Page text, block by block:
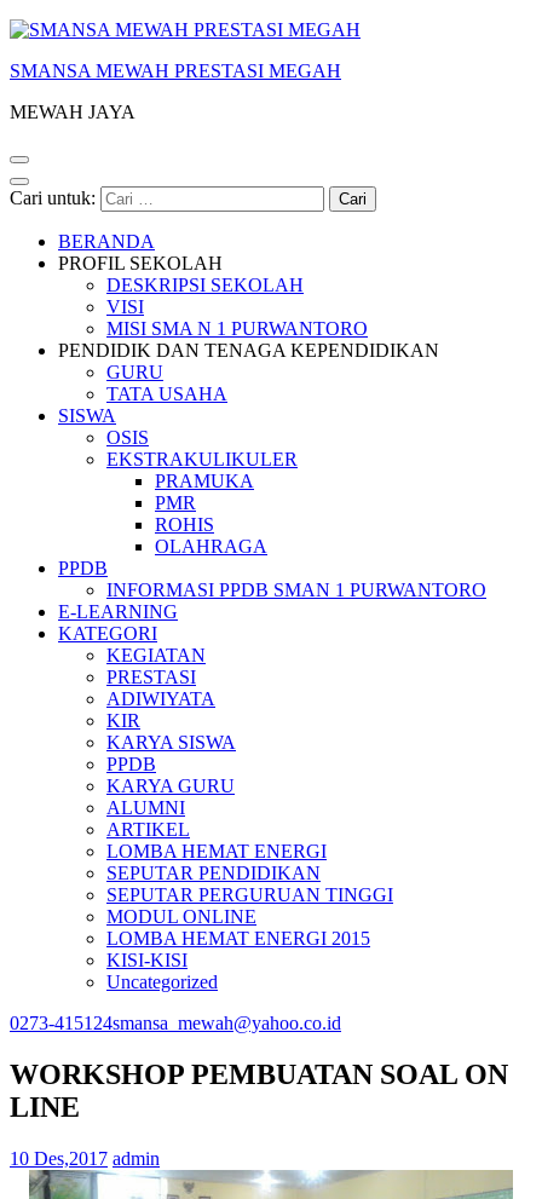
SMANSA MEWAH PRESTASI MEGAH
MEWAH JAYA
Cari untuk:
BERANDA
PROFIL SEKOLAH
DESKRIPSI SEKOLAH
VISI
MISI SMA N 1 PURWANTORO
PENDIDIK DAN TENAGA KEPENDIDIKAN
GURU
TATA USAHA
SISWA
OSIS
EKSTRAKULIKULER
PRAMUKA
PMR
ROHIS
OLAHRAGA
PPDB
INFORMASI PPDB SMAN 1 PURWANTORO
E-LEARNING
KATEGORI
KEGIATAN
PRESTASI
ADIWIYATA
KIR
KARYA SISWA
PPDB
KARYA GURU
ALUMNI
ARTIKEL
LOMBA HEMAT ENERGI
SEPUTAR PENDIDIKAN
SEPUTAR PERGURUAN TINGGI
MODUL ONLINE
LOMBA HEMAT ENERGI 2015
KISI-KISI
Uncategorized
0273-415124smansa_mewah@yahoo.co.id
WORKSHOP PEMBUATAN SOAL ON
LINE
10 Des,2017 admin